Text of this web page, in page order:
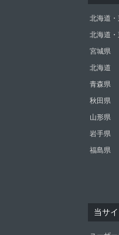
北海道
北海道
宮城県
北海道
青森県
秋田県
山形県
岩手県
福島県
当サ